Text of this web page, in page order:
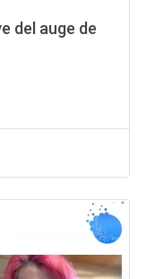
del auge de